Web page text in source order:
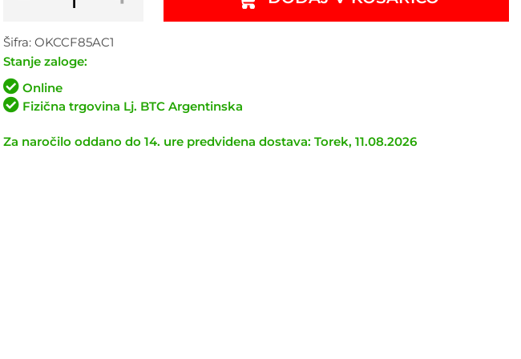
-
prednji
količina
Šifra:OKCCF85AC1
Stanje zaloge:
Online
Fizična trgovina Lj. BTC Argentinska
Za naročilo oddano do 14. ure predvidena dostava: Torek, 11.08.2026